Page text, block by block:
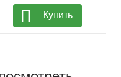
Купить